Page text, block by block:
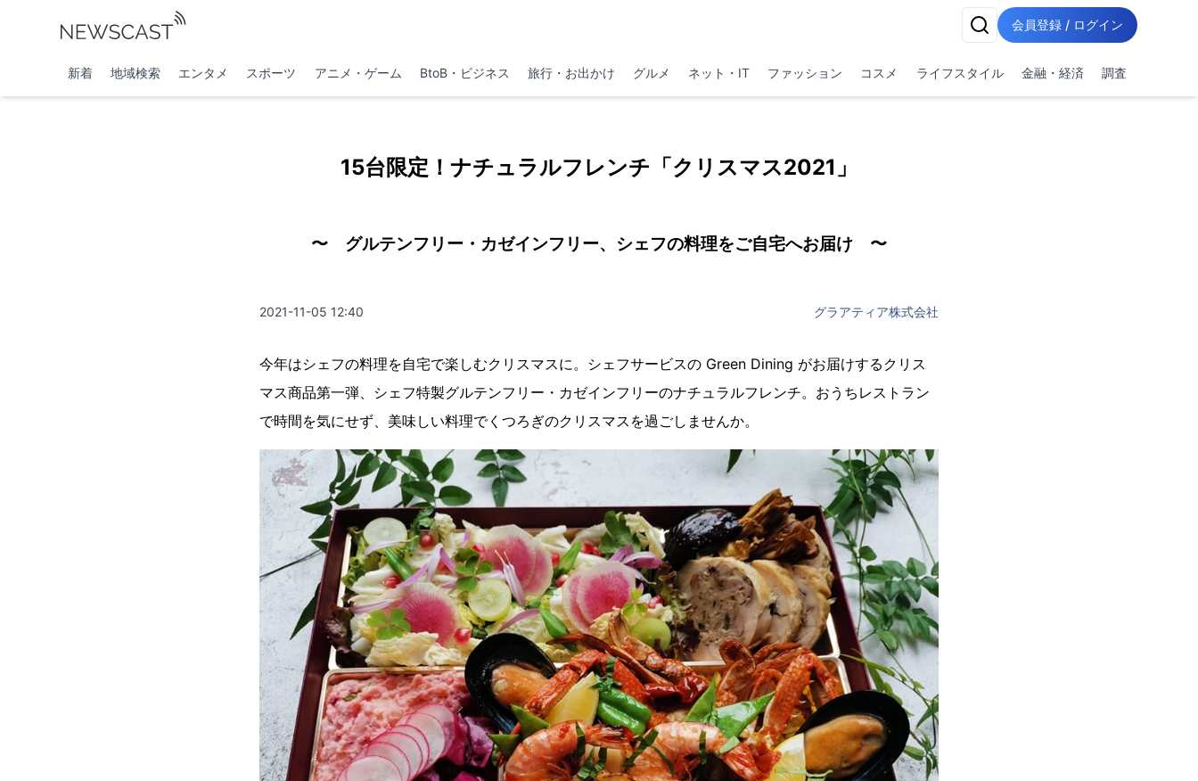
会員登録 / ログイン
新着 地域検索 エンタメ スポーツ アニメ・ゲーム BtoB・ビジネス 旅行・お出かけ グルメ ネット・IT ファッション コスメ ライフスタイル 金融・経済 調査
15台限定！ナチュラルフレンチ「クリスマス2021」
〜 グルテンフリー・カゼインフリー、シェフの料理をご自宅へお届け 〜
2021-11-05 12:40 グラアティア株式会社
今年はシェフの料理を自宅で楽しむクリスマスに。シェフサービスの Green Dining がお届けするクリス
マス商品第一弾、シェフ特製グルテンフリー・カゼインフリーのナチュラルフレンチ。おうちレストラン
で時間を気にせず、美味しい料理でくつろぎのクリスマスを過ごしませんか。